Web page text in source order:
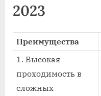
2023
Преимущества
1. Высокая
проходимость в
сложных